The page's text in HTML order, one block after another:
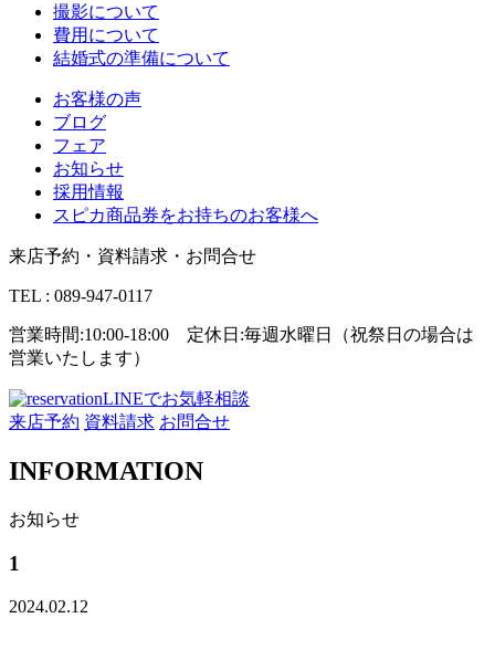
撮影について
費用について
結婚式の準備について
お客様の声
ブログ
フェア
お知らせ
採用情報
スピカ商品券をお持ちのお客様へ
来店予約・資料請求・お問合せ
TEL : 089-947-0117
営業時間:10:00-18:00 定休日:毎週水曜日（祝祭日の場合は
営業いたします）
LINEでお気軽相談
来店予約 資料請求 お問合せ
INFORMATION
お知らせ
1
2024.02.12